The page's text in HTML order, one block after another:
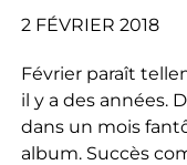
2 FÉVRIER 2018
Février paraît
il y a des années.
dans un mois
album. Succès